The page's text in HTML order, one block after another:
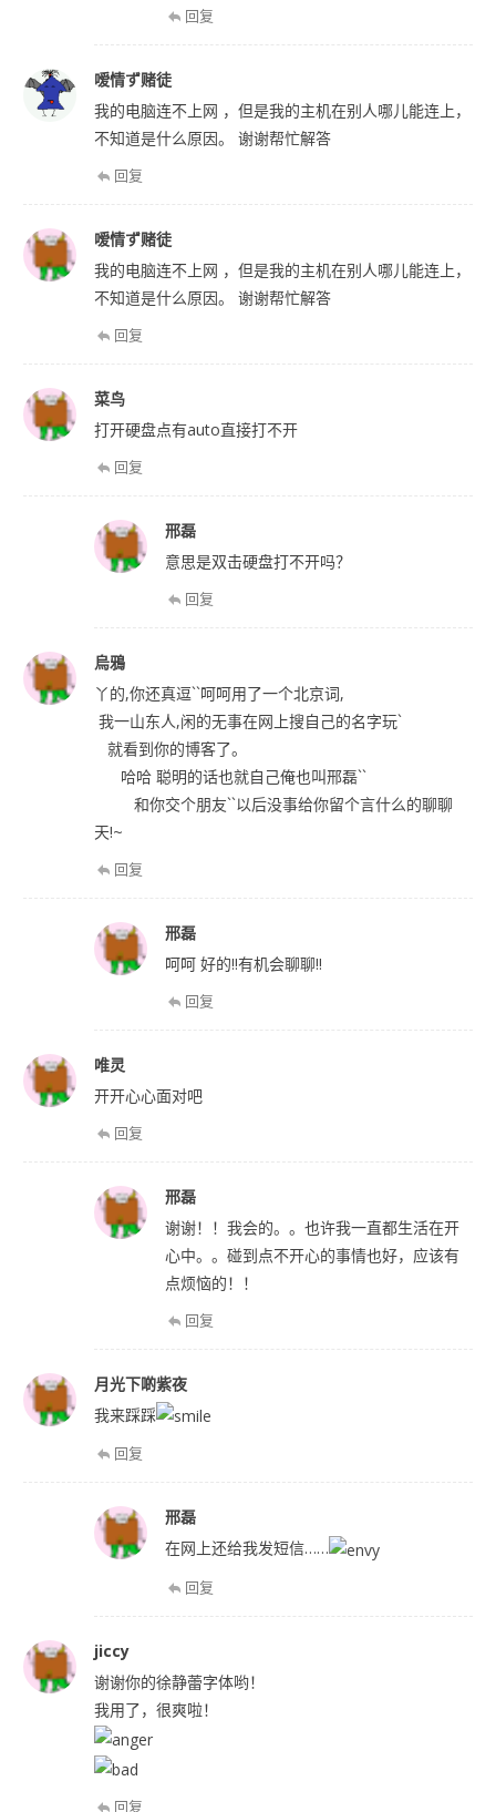
回复
嗳情ず赌徒
我的电脑连不上网 ，但是我的主机在别人哪儿能连上，
不知道是什么原因。 谢谢帮忙解答
回复
嗳情ず赌徒
我的电脑连不上网 ，但是我的主机在别人哪儿能连上，
不知道是什么原因。 谢谢帮忙解答
回复
菜鸟
打开硬盘点有auto直接打不开
回复
邢磊
意思是双击硬盘打不开吗？
回复
烏鴉
丫的,你还真逗``呵呵用了一个北京词,
我一山东人,闲的无事在网上搜自己的名字玩`
就看到你的博客了。
哈哈 聪明的话也就自己俺也叫邢磊``
和你交个朋友``以后没事给你留个言什么的聊聊
天!~
回复
邢磊
呵呵 好的!!有机会聊聊!!
回复
唯灵
开开心心面对吧
回复
邢磊
谢谢！！我会的。。也许我一直都生活在开
心中。。碰到点不开心的事情也好，应该有
点烦恼的！！
回复
月光下啲紫夜
我来踩踩
回复
邢磊
在网上还给我发短信……
回复
jiccy
谢谢你的徐静蕾字体哟！
我用了，很爽啦！
回复